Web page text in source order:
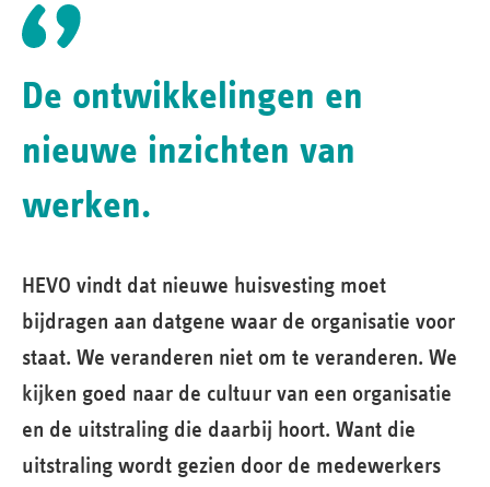
De ontwikkelingen en
nieuwe inzichten van
werken.
HEVO vindt dat nieuwe huisvesting moet
bijdragen aan datgene waar de organisatie voor
staat. We veranderen niet om te veranderen. We
kijken goed naar de cultuur van een organisatie
en de uitstraling die daarbij hoort. Want die
uitstraling wordt gezien door de medewerkers